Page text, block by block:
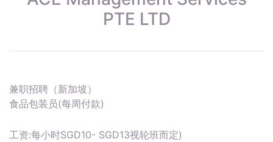
PTE LTD
兼职招聘（新加坡）
食品包装员(每周付款)
工资:每小时SGD10- SGD13视轮班而定)